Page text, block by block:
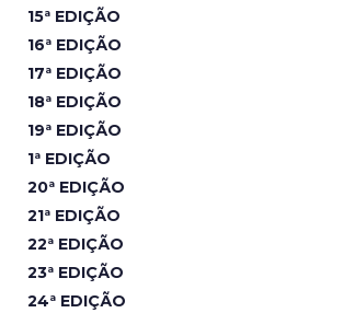
15ª EDIÇÃO
16ª EDIÇÃO
17ª EDIÇÃO
18ª EDIÇÃO
19ª EDIÇÃO
1ª EDIÇÃO
20ª EDIÇÃO
21ª EDIÇÃO
22ª EDIÇÃO
23ª EDIÇÃO
24ª EDIÇÃO